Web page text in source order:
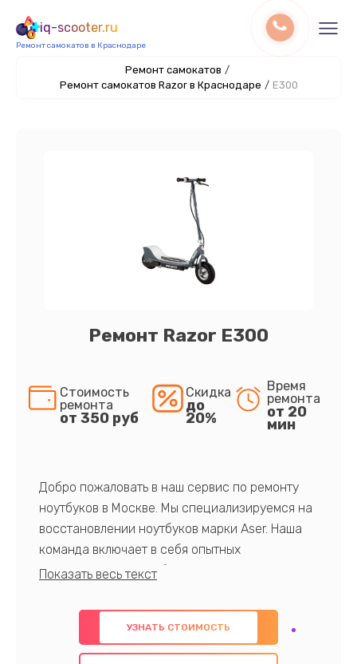
iq-scooter.ru
Ремонт самокатов в Краснодаре
Ремонт самокатов /
Ремонт самокатов Razor в Краснодаре / E300
Ремонт Razor E300
Стоимость
ремонта
от 350 руб
Скидка
до
20%
Время
ремонта
от 20
мин
Добро пожаловать в наш сервис по ремонту
ноутбуков в Москве. Мы специализируемся на
восстановлении ноутбуков марки Aser. Наша
команда включает в себя опытных
профессионалов с обширными знаниями и
предлагаем быстрый и качественный ремонт с
использованием оригинальных компонентов, а
также гарантируем качество всех
УЗНАТЬ СТОИМОСТЬ